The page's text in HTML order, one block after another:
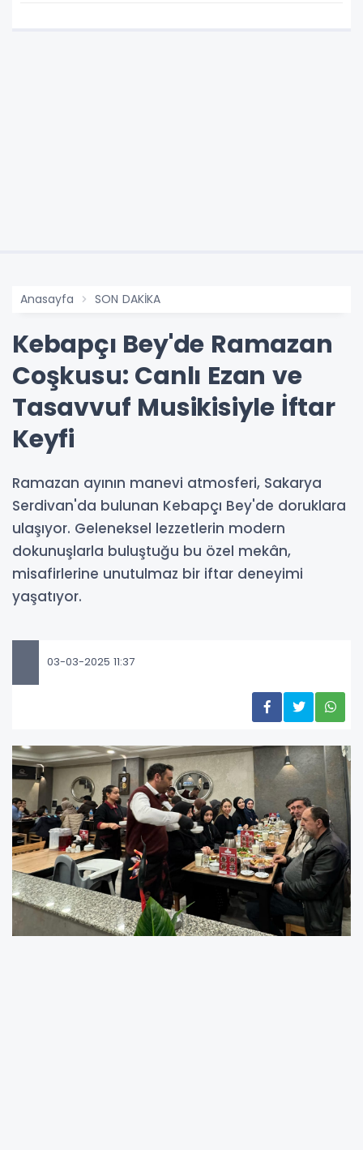
Anasayfa SON DAKİKA
Kebapçı Bey'de Ramazan
Coşkusu: Canlı Ezan ve
Tasavvuf Musikisiyle İftar
Keyfi
Ramazan ayının manevi atmosferi, Sakarya
Serdivan'da bulunan Kebapçı Bey'de doruklara
ulaşıyor. Geleneksel lezzetlerin modern
dokunuşlarla buluştuğu bu özel mekân,
misafirlerine unutulmaz bir iftar deneyimi
yaşatıyor.
03-03-2025 11:37